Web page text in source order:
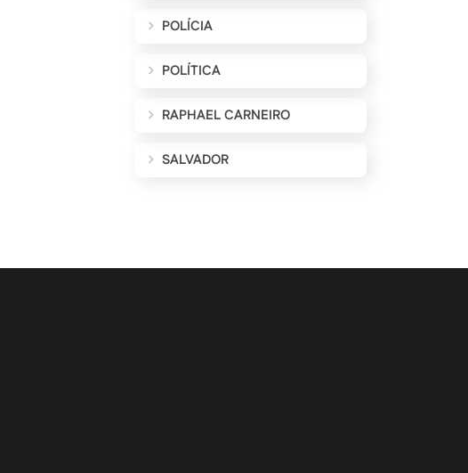
POLÍCIA
POLÍTICA
RAPHAEL CARNEIRO
SALVADOR